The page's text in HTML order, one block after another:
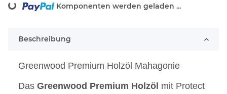
Komponenten werden geladen ...
Beschreibung
Greenwood Premium Holzöl Mahagonie
Das Greenwood Premium Holzöl mit Protect